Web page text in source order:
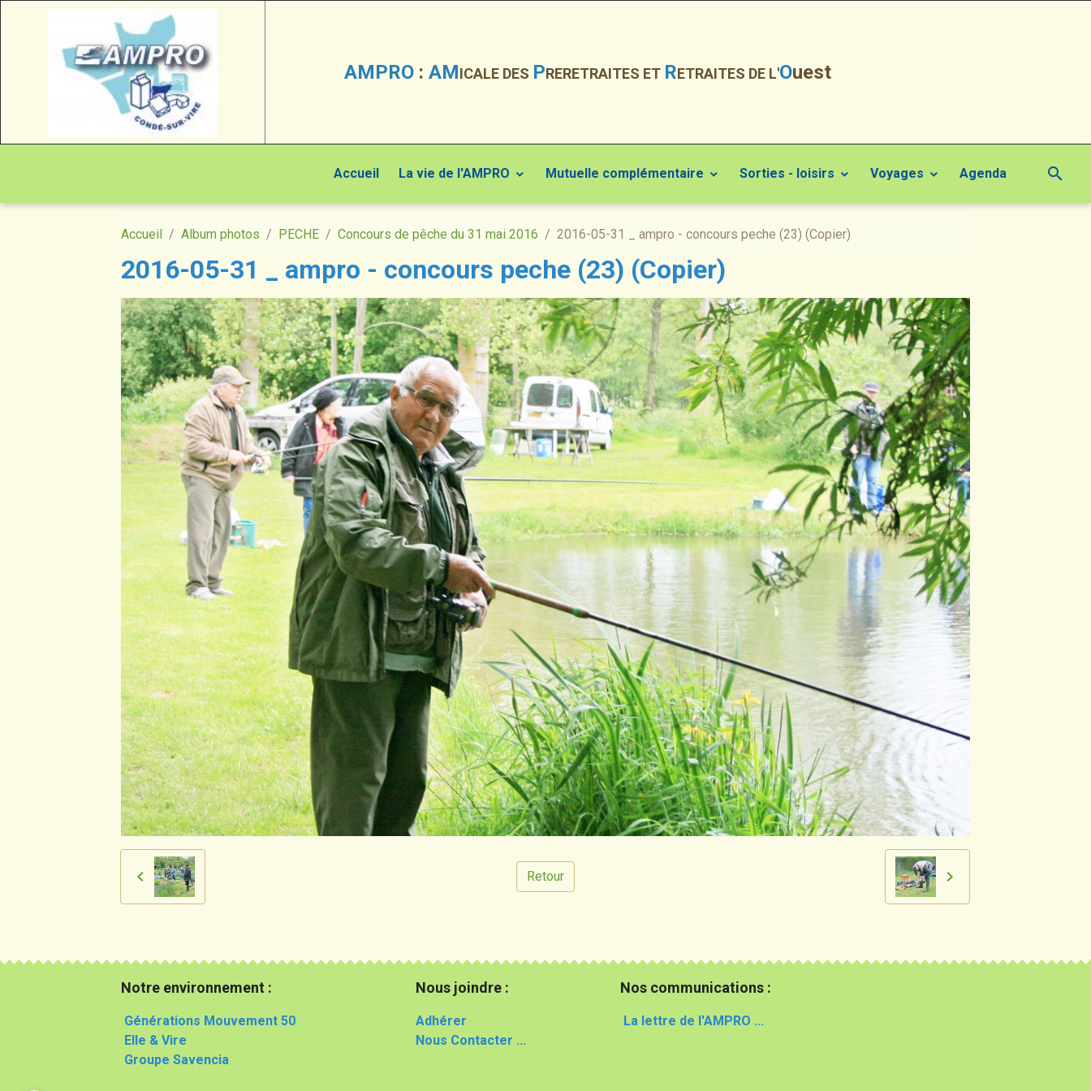
AMPRO : AMICALE DES PRERETRAITES ET RETRAITES DE L'Ouest
Accueil La vie de l'AMPRO Mutuelle complémentaire Sorties - loisirs Voyages Agenda
Accueil Album photos PECHE Concours de pêche du 31 mai 2016 2016-05-31 _ ampro - concours peche (23) (Copier)
2016-05-31 _ ampro - concours peche (23) (Copier)
Retour
Notre environnement :
Générations Mouvement 50
Elle & Vire
Groupe Savencia
Nous joindre :
Adhérer
Nous Contacter ...
Nos communications :
La lettre de l'AMPRO ...